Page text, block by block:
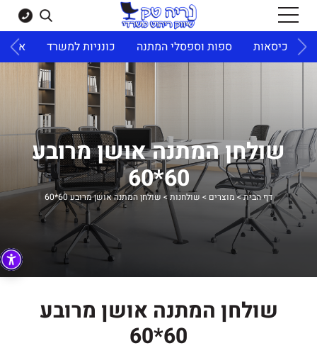
כיסאות ספות וספסלי המתנה כונניות למשרד
שולחן המתנה אושן מרובע
60*60
דף הבית>מוצרים > שולחנות> שולחן המתנה אושן מרובע 60*60
שולחן המתנה אושן מרובע
60*60